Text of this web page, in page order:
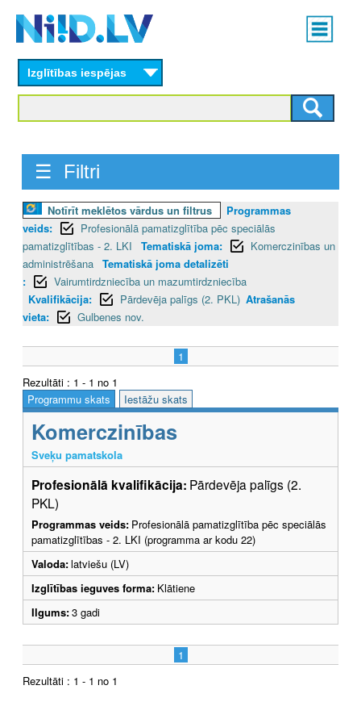
content
Main
menu
Izglītības iespējas
☰ Filtri
Notīrīt meklētos vārdus un filtrus
Programmas
veids:
Profesionālā pamatizglītība pēc speciālās
pamatizglītības - 2. LKI
Tematiskā joma:
Komerczinības un
administrēšana Tematiskā joma detalizēti
:
Vairumtirdzniecība un mazumtirdzniecība
Kvalifikācija:
Pārdevēja palīgs (2. PKL) Atrašanās
vieta:
Gulbenes nov.
1
Rezultāti : 1 - 1 no 1
Programmu skats
Iestāžu skats
Komerczinības
Sveķu pamatskola
Profesionālā kvalifikācija: Pārdevēja palīgs (2.
PKL)
Programmas veids: Profesionālā pamatizglītība pēc speciālās
pamatizglītības - 2. LKI (programma ar kodu 22)
Valoda:latviešu (LV)
Izglītības ieguves forma: Klātiene
Ilgums:3 gadi
1
Rezultāti : 1 - 1 no 1